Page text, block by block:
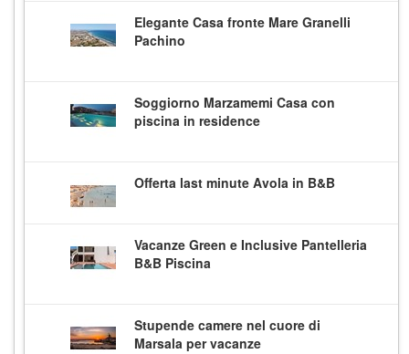
Elegante Casa fronte Mare Granelli
Pachino
Soggiorno Marzamemi Casa con
piscina in residence
Offerta last minute Avola in B&B
Vacanze Green e Inclusive Pantelleria
B&B Piscina
Stupende camere nel cuore di
Marsala per vacanze